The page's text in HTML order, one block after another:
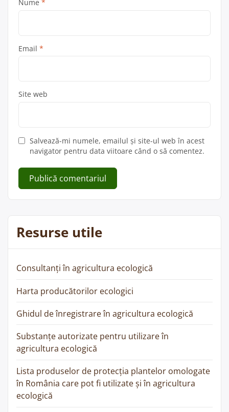
Nume *
Email *
Site web
Salvează-mi numele, emailul și site-ul web în acest
navigator pentru data viitoare când o să comentez.
Resurse utile
Consultanți în agricultura ecologică
Harta producătorilor ecologici
Ghidul de înregistrare în agricultura ecologică
Substanțe autorizate pentru utilizare în
agricultura ecologică
Lista produselor de protecția plantelor omologate
în România care pot fi utilizate și în agricultura
ecologică